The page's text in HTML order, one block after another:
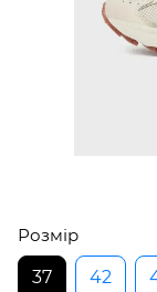
Розмір
37
42